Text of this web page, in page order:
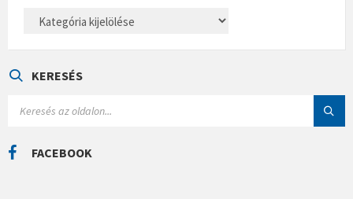
E
Á
KERESÉS
C
H
FACEBOOK